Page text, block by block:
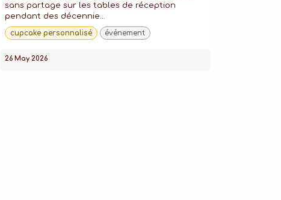
sans partage sur les tables de réception
pendant des décennie...
cupcake personnalisé événement
26 May 2026